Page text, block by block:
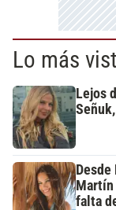
Lo más
Lejos
Desde
Martín
falta